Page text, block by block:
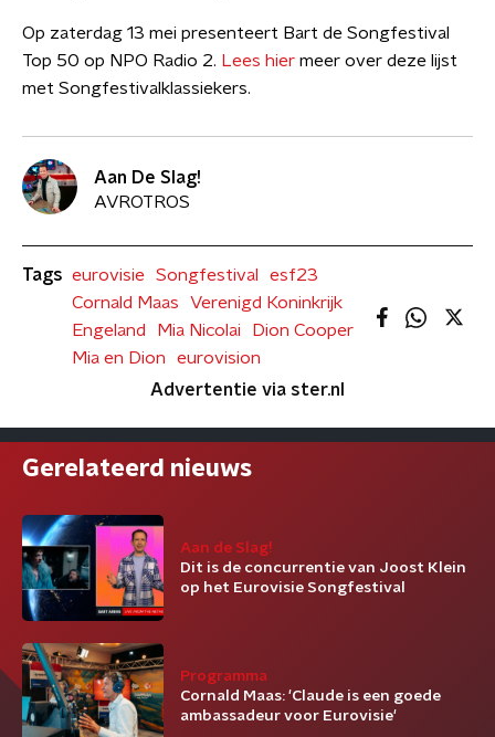
Op zaterdag 13 mei presenteert Bart de Songfestival
Top 50 op NPO Radio 2. Lees hier meer over deze lijst
met Songfestivalklassiekers.
Aan De Slag!
AVROTROS
Tags eurovisie Songfestival
esf23
Cornald Maas
Verenigd Koninkrijk
Engeland
Mia Nicolai
Dion Cooper
Mia en Dion
eurovision
Advertentie via ster.nl
Gerelateerd nieuws
Aan de Slag!
Dit is de concurrentie van Joost Klein
op het Eurovisie Songfestival
Programma
Cornald Maas: 'Claude is een goede
ambassadeur voor Eurovisie'